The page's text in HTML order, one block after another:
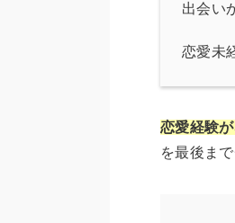
出会い
恋愛未
恋愛経験
を最後ま